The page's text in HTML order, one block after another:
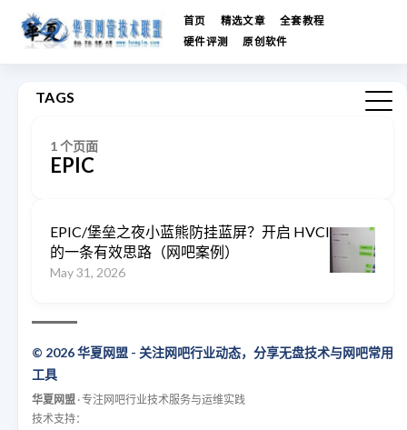
首页 精选文章
全套教程
硬件评测
原创软件
TAGS
1 个页面
EPIC
EPIC/堡垒之夜小蓝熊防挂蓝屏？开启 HVCI
的一条有效思路（网吧案例）
May 31, 2026
© 2026 华夏网盟 - 关注网吧行业动态，分享无盘技术与网吧常用
工具
华夏网盟 · 专注网吧行业技术服务与运维实践
技术支持：